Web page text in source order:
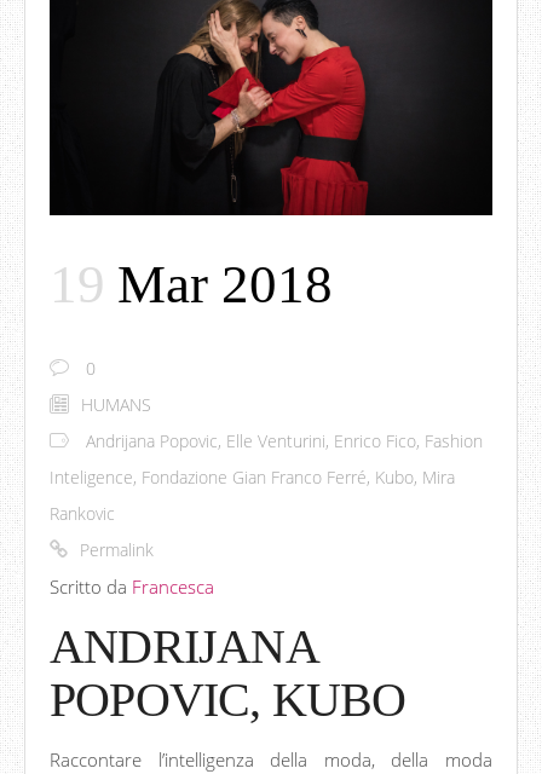
19 Mar 2018
0
HUMANS
Andrijana Popovic, Elle Venturini, Enrico Fico, Fashion
Inteligence, Fondazione Gian Franco Ferré, Kubo, Mira
Rankovic
Permalink
Scritto da Francesca
ANDRIJANA
POPOVIC, KUBO
Raccontare l’intelligenza della moda, della moda